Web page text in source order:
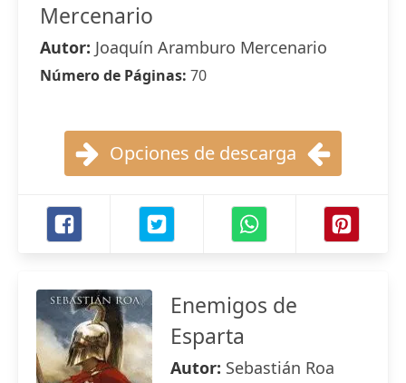
Mercenario
Autor: Joaquín Aramburo Mercenario
Número de Páginas: 70
Opciones de descarga
Enemigos de
Esparta
Autor: Sebastián Roa